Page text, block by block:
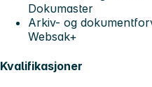
Dokumaster
Arkiv- og
Websak+
Kvalifikasjoner